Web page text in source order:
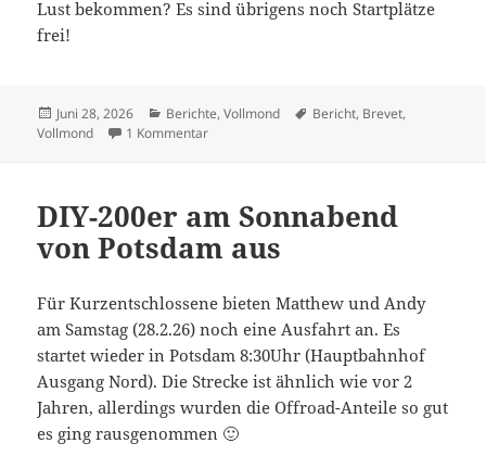
Lust bekommen? Es sind übrigens noch Startplätze
frei!
Veröffentlicht
am
Juni 28, 2026 Kategorien
Berichte,Vollmond Schlagwörter
Bericht, Brevet,
Vollmond
1 Kommentarzu Vollmond und Rübezahl
DIY-200er am Sonnabend
von Potsdam aus
Für Kurzentschlossene bieten Matthew und Andy
am Samstag (28.2.26) noch eine Ausfahrt an. Es
startet wieder in Potsdam 8:30Uhr (Hauptbahnhof
Ausgang Nord). Die Strecke ist ähnlich wie vor 2
Jahren, allerdings wurden die Offroad-Anteile so gut
es ging rausgenommen 🙂